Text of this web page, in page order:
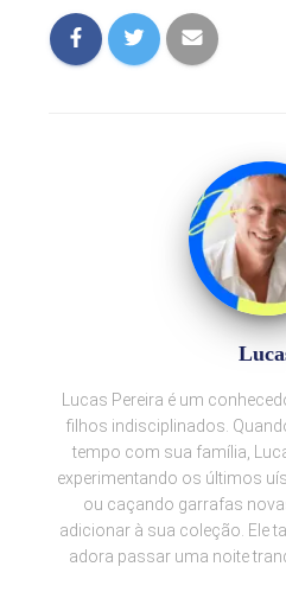
Lucas Pereira é um
filhos indisciplinados.
tempo com sua família,
experimentando os últimos
ou caçando garrafas
adicionar à sua coleção. Ele
adora passar uma noite